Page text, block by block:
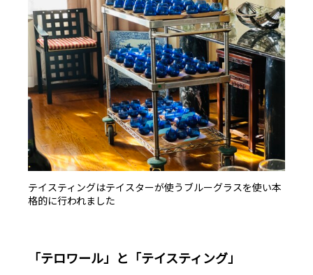
テイスティングはテイスターが使うブルーグラスを使い本
格的に行われました
「テロワール」と「テイスティング」